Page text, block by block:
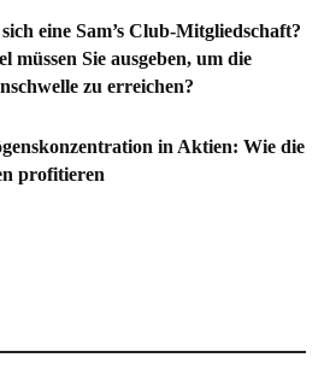
eine Sam’s Club-Mitgliedschaft?
müssen Sie ausgeben, um die
zu erreichen?
in Aktien: Wie die
profitieren